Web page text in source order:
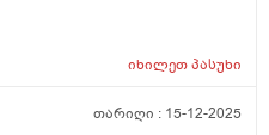
იხილეთპასუხი
თარიღი : 15-12-2025